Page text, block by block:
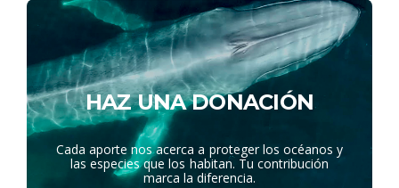
HAZ UNA DONACIÓN
Cada aporte nos acerca a proteger los océanos y
las especies que los habitan. Tu contribución
marca la diferencia.